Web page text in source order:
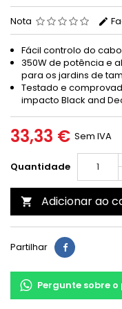
Nota
Fácil controlo do cabo
350W de potência e
para os jardins de
Testado e
impacto Black and
33,33 € Sem IVA
Quantidade
 Adicionar ao
Partilhar
Pergunte sobre